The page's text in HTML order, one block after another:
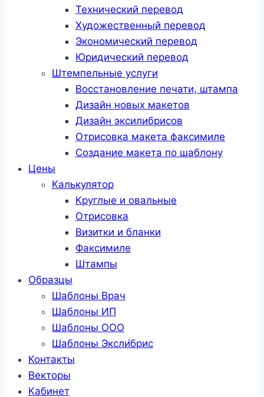
Технический перевод
Художественный перевод
Экономический перевод
Юридический перевод
Штемпельные услуги
Восстановление печати, штампа
Дизайн новых макетов
Дизайн эксилибрисов
Отрисовка макета факсимиле
Создание макета по шаблону
Цены
Калькулятор
Круглые и овальные
Отрисовка
Визитки и бланки
Факсимиле
Штампы
Образцы
Шаблоны Врач
Шаблоны ИП
Шаблоны ООО
Шаблоны Эксли́брис
Контакты
Векторы
Кабинет